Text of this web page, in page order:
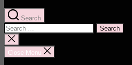
Search
Search
for:
Close
search
Close Menu